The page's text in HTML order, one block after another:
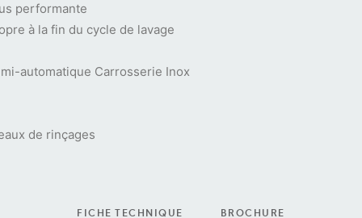
performante
à la fin du cycle de lavage
automatique Carrosserie Inox
de rinçages
FICHE TECHNIQUE BROCHURE